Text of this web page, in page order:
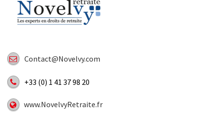
Contact@Novelvy.com
+33 (0) 1 41 37 98 20
www.NovelvyRetraite.fr